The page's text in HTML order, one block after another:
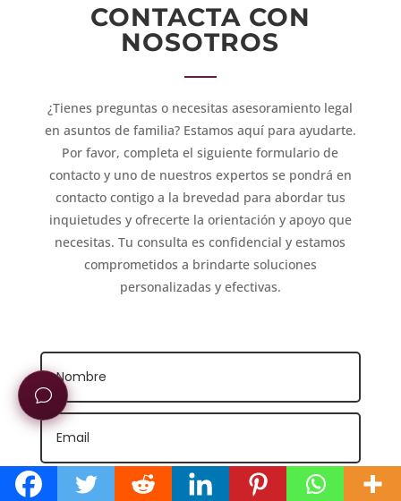
CONTACTA CON
NOSOTROS
¿Tienes preguntas o necesitas asesoramiento legal
en asuntos de familia? Estamos aquí para ayudarte.
Por favor, completa el siguiente formulario de
contacto y uno de nuestros expertos se pondrá en
contacto contigo a la brevedad para abordar tus
inquietudes y ofrecerte la orientación y apoyo que
necesitas. Tu consulta es confidencial y estamos
comprometidos a brindarte soluciones
personalizadas y efectivas.